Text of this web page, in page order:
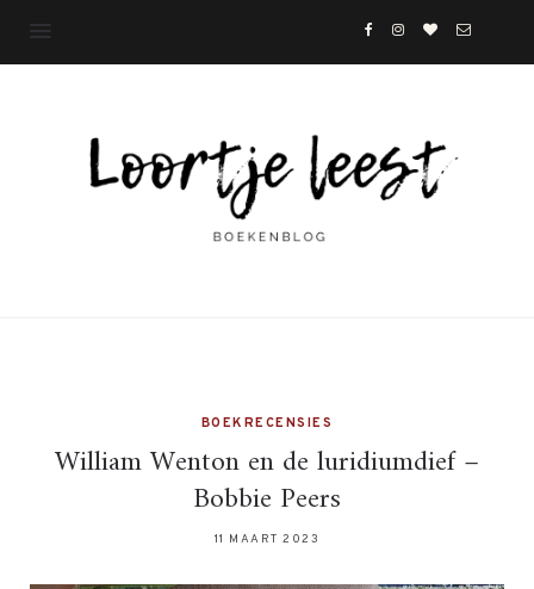
BOEKRECENSIES
William Wenton en de luridiumdief –
Bobbie Peers
11 MAART 2023